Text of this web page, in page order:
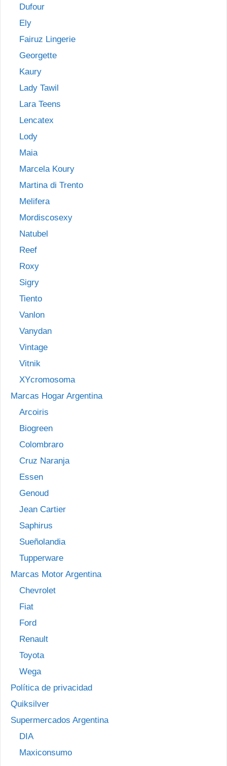
Dufour
Ely
Fairuz Lingerie
Georgette
Kaury
Lady Tawil
Lara Teens
Lencatex
Lody
Maia
Marcela Koury
Martina di Trento
Melifera
Mordiscosexy
Natubel
Reef
Roxy
Sigry
Tiento
Vanlon
Vanydan
Vintage
Vitnik
XYcromosoma
Marcas Hogar Argentina
Arcoiris
Biogreen
Colombraro
Cruz Naranja
Essen
Genoud
Jean Cartier
Saphirus
Sueñolandia
Tupperware
Marcas Motor Argentina
Chevrolet
Fiat
Ford
Renault
Toyota
Wega
Política de privacidad
Quiksilver
Supermercados Argentina
DIA
Maxiconsumo